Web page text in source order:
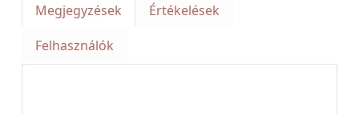
Megjegyzések
Értékelések
Felhasználók